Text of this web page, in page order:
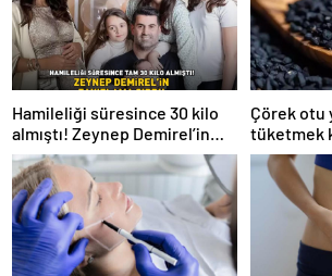
Hamileliği süresince 30 kilo
almıştı! Zeynep Demirel’in
zayıflama sırrı! MUCİZEVİ
ETKİ!
Çörek otu
tüketmek